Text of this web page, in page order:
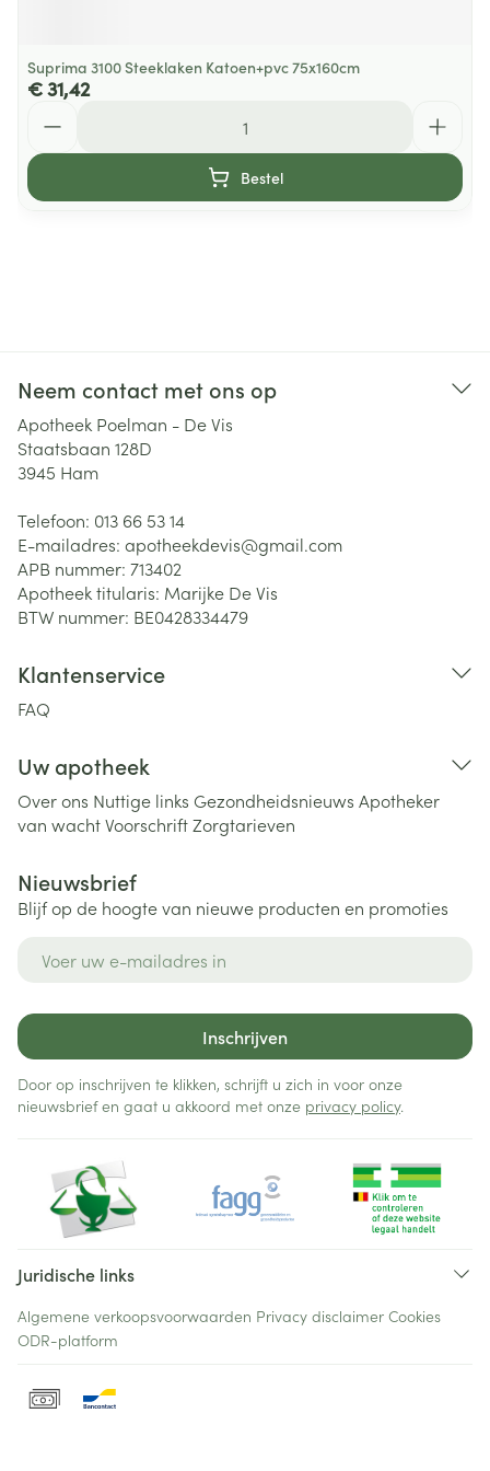
Suprima 3100 Steeklaken Katoen+pvc 75x160cm
€ 31,42
Bestel
Neem contact met ons op
Apotheek Poelman - De Vis
Staatsbaan 128D
3945 Ham
Telefoon: 013 66 53 14
E-mailadres: apotheekdevis@gmail.com
APB nummer: 713402
Apotheek titularis: Marijke De Vis
BTW nummer: BE0428334479
Klantenservice
FAQ
Uw apotheek
Over ons Nuttige links Gezondheidsnieuws Apotheker
van wachtVoorschriftZorgtarieven
Nieuwsbrief
Blijf op de hoogte van nieuwe producten en promoties
Inschrijven
Door op inschrijven te klikken, schrijft u zich in voor onze
nieuwsbrief en gaat u akkoord met onze privacy policy.
Juridische links
Algemene verkoopsvoorwaarden Privacy disclaimer Cookies
ODR-platform